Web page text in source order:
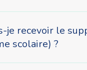
je recevoir le
scolaire) ?